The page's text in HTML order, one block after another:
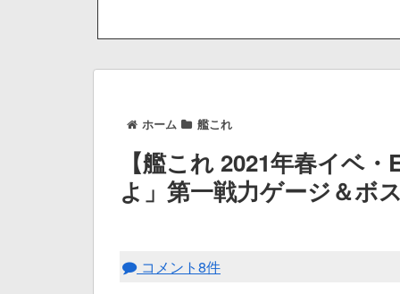
ホーム 艦これ
【艦これ 2021年春イベ
よ」第一戦力ゲージ＆ボ
コメント8件